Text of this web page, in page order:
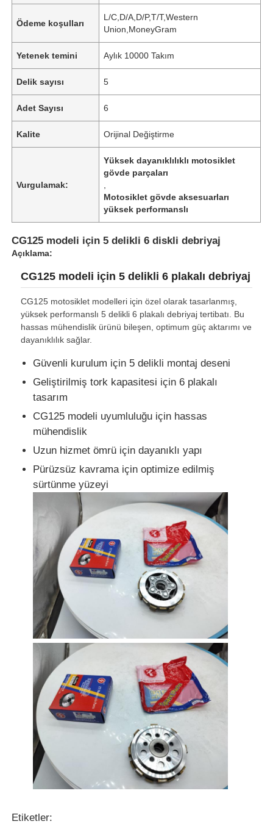
Ana sayfa
Ürünler
Hakkımızda
Ödeme koşulları
L/C,D/A,D/P,T/T,Western
Union,MoneyGram
Yetenek temini Aylık 10000 Takım
Delik sayısı 5
Adet Sayısı 6
Kalite Orijinal Değiştirme
Vurgulamak:
Yüksek dayanıklılıklı motosiklet
gövde parçaları
Motosiklet gövde aksesuarları
yüksek performanslı
CG125 modeli için 5 delikli 6 diskli debriyaj
Açıklama:
CG125 modeli için 5 delikli 6 plakalı debriyaj
CG125 motosiklet modelleri için özel olarak tasarlanmış,
yüksek performanslı 5 delikli 6 plakalı debriyaj tertibatı. Bu
hassas mühendislik ürünü bileşen, optimum güç aktarımı ve
dayanıklılık sağlar.
Güvenli kurulum için 5 delikli montaj deseni
Geliştirilmiş tork kapasitesi için 6 plakalı
tasarım
CG125 modeli uyumluluğu için hassas
mühendislik
Uzun hizmet ömrü için dayanıklı yapı
Pürüzsüz kavrama için optimize edilmiş
sürtünme yüzeyi
Etiketler: